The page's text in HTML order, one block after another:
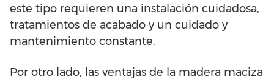
este tipo requieren una instalación cuidadosa,
tratamientos de acabado y un cuidado y
mantenimiento constante.
Por otro lado, las ventajas de la madera maciza